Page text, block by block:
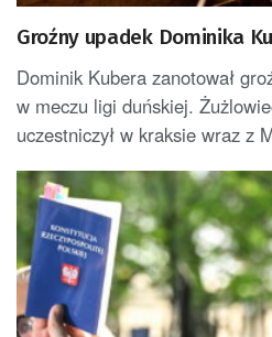
Groźny upadek Dominika
Dominik Kubera zanotował
w meczu ligi duńskiej.
uczestniczył w kraksie wraz z